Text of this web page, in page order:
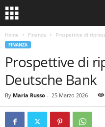
Home Finanza Prospettive di
FINANZA
Prospettive di
Deutsche Bank
By Maria Russo - 25 Marzo 2026